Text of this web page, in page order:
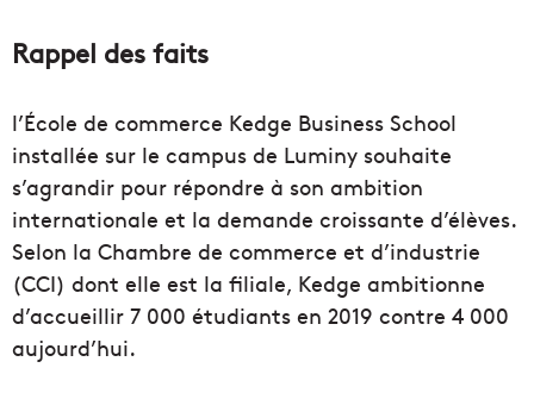
Rappel des faits
l’École de commerce Kedge Business School
installée sur le campus de Luminy souhaite
s’agrandir pour répondre à son ambition
internationale et la demande croissante d’élèves.
Selon la Chambre de commerce et d’industrie
(CCI) dont elle est la filiale, Kedge ambitionne
d’accueillir 7 000 étudiants en 2019 contre 4 000
aujourd’hui.